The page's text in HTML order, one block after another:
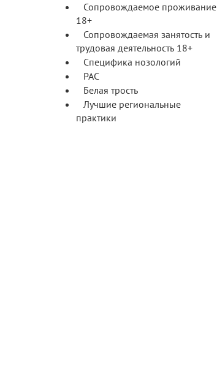
Сопровождаемое проживание
18+
Сопровождаемая занятость и
трудовая деятельность 18+
Специфика нозологий
РАС
Белая трость
Лучшие региональные
практики